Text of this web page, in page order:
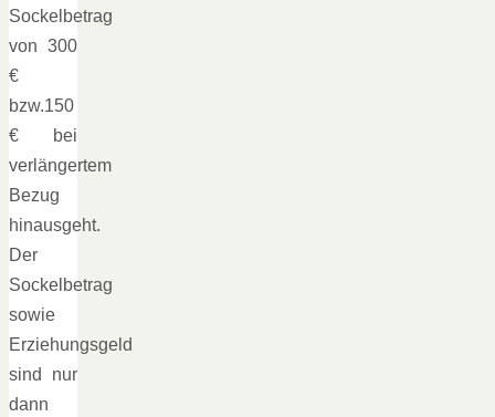
Sockelbetrag
von 300
€
bzw.150
€ bei
verlängertem
Bezug
hinausgeht.
Der
Sockelbetrag
sowie
Erziehungsgeld
sind nur
dann